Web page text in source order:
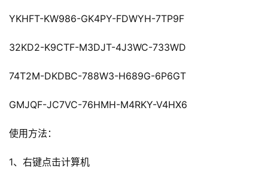
YKHFT-KW986-GK4PY-FDWYH-7TP9F
32KD2-K9CTF-M3DJT-4J3WC-733WD
74T2M-DKDBC-788W3-H689G-6P6GT
GMJQF-JC7VC-76HMH-M4RKY-V4HX6
使用方法：
1、右键点击计算机